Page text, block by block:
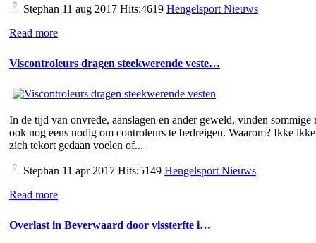
Stephan 11 aug 2017 Hits:4619 Hengelsport Nieuws
Read more
Viscontroleurs dragen steekwerende veste…
In de tijd van onvrede, aanslagen en ander geweld, vinden sommige
ook nog eens nodig om controleurs te bedreigen. Waarom? Ikke
zich tekort gedaan voelen of...
Stephan 11 apr 2017 Hits:5149 Hengelsport Nieuws
Read more
Overlast in Beverwaard door vissterfte i…